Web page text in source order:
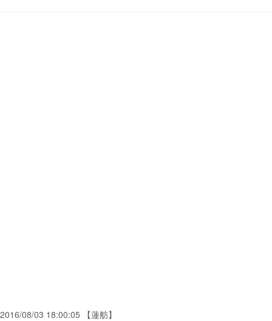
2016/08/03 18:00:05 【蓮舫】